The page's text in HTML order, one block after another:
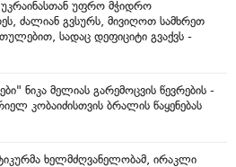
უფრო მჭიდრო
ძალიან გვსურს, მივიღოთ სამხრეთ
სადაც დეფიციტი გვაქვს -
ნიკა მელიას გარემოცვის წევრების -
კობაიძისთვის ბრალის წაყენებას
ხელმძღვანელობამ, ირაკლი